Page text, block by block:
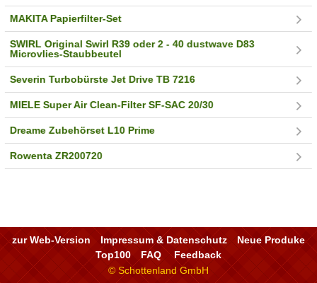
MAKITA Papierfilter-Set
SWIRL Original Swirl R39 oder 2 - 40 dustwave D83
Microvlies-Staubbeutel
Severin Turbobürste Jet Drive TB 7216
MIELE Super Air Clean-Filter SF-SAC 20/30
Dreame Zubehörset L10 Prime
Rowenta ZR200720
zur Web-Version Impressum & Datenschutz
Neue Produke
Top100
FAQ
Feedback
© Schottenland GmbH